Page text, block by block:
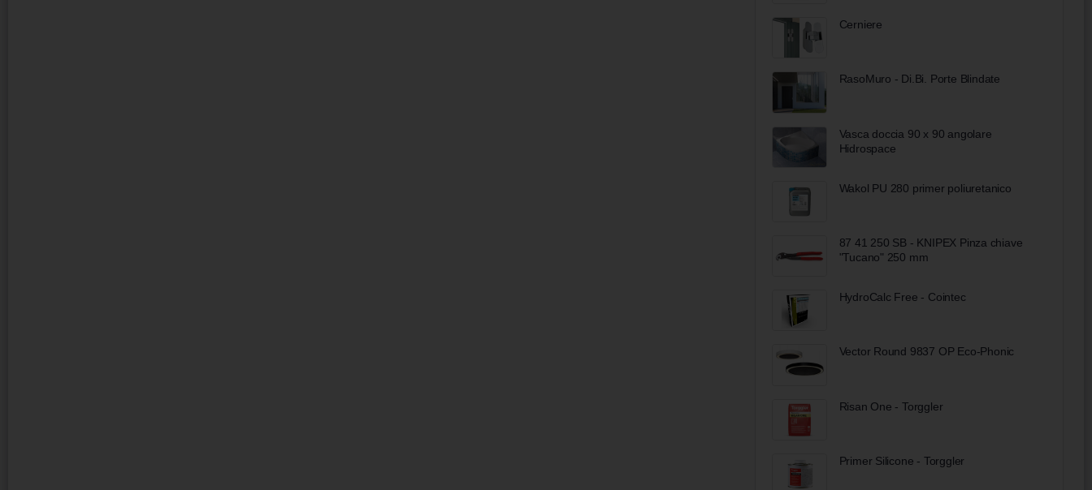
Cerniere
RasoMuro - Di.Bi. Porte Blindate
Vasca doccia 90 x 90 angolare
Hidrospace
Wakol PU 280 primer poliuretanico
87 41 250 SB - KNIPEX Pinza chiave
"Tucano" 250 mm
HydroCalc Free - Cointec
Vector Round 9837 OP Eco-Phonic
Risan One - Torggler
Primer Silicone - Torggler